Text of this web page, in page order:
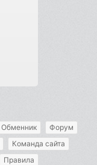
Обменник
Форум
Команда сайта
Правила